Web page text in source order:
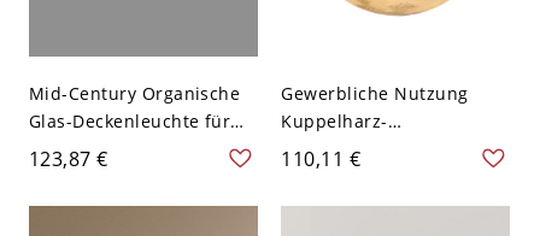
Mid-Century Organische
Glas-Deckenleuchte für
Eingang und Flur - 110V-
120V Bernstein 17,78 cm
123,87 €
Gewerbliche Nutzung
Kuppelharz-
Deckenleuchte, 110V-120V,
110,11 €